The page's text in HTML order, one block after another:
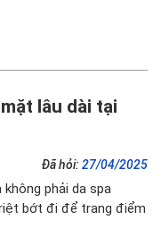
lâu dài tại
Đã hỏi: 27/04/2025
phải da spa
bớt đi để trang điểm